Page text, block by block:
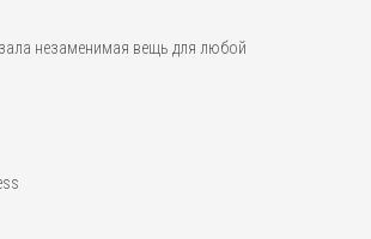
незаменимая вещь для любой